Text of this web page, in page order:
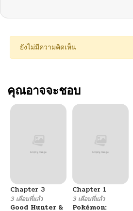
ยังไม่มีความคิดเห็น
คุณอาจจะชอบ
Chapter 3
3 เดือนที่แล้ว
Good Hunter &
Chapter 1
3 เดือนที่แล้ว
Pokémon: